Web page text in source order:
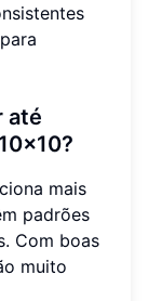
para
até
mais
padrões
Com boas
muito